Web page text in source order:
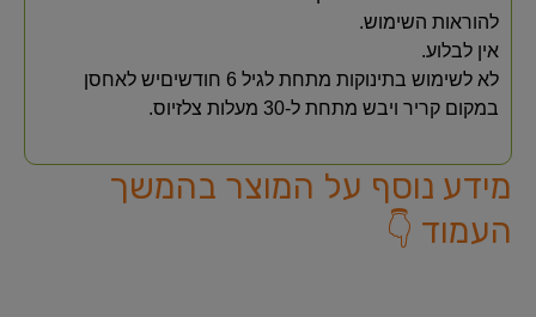
להוראות השימוש.
​אין לבלוע.
​לא לשימוש בתינוקות מתחת לגיל 6 חודשים​יש לאחסן
במקום קריר ויבש מתחת ל-30 מעלות צלזיוס.​​​
מידע נוסף על המוצר בהמשך
העמוד 👇